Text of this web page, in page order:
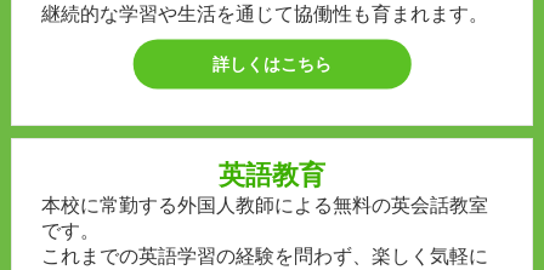
継続的な学習や生活を通じて協働性も育まれます。
詳しくはこちら
英語教育
本校に常勤する外国人教師による無料の英会話教室
です。
これまでの英語学習の経験を問わず、楽しく気軽に